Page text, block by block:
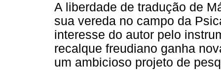
A liberdade de tradução de
sua vereda no campo da
interesse do autor pelo
recalque freudiano ganha
um ambicioso projeto de